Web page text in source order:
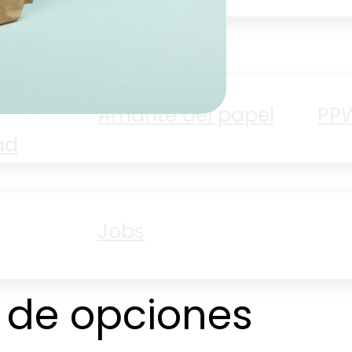
Amante del papel
opciones